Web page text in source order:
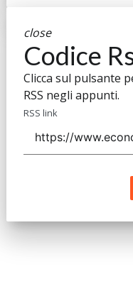
close
Codice
Clicca sul pulsante
RSS negli appunti.
RSS link